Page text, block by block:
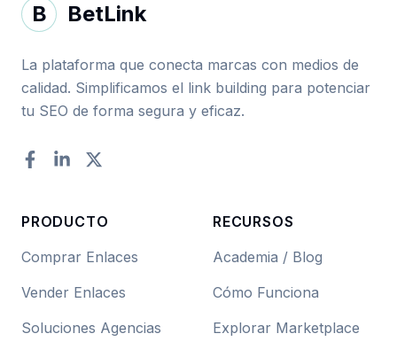
B BetLink
La plataforma que conecta marcas con medios de
calidad. Simplificamos el link building para potenciar
tu SEO de forma segura y eficaz.
Facebook
LinkedInTwitter
PRODUCTO
Comprar Enlaces
Vender Enlaces
Soluciones Agencias
RECURSOS
Academia / Blog
Cómo Funciona
Explorar Marketplace